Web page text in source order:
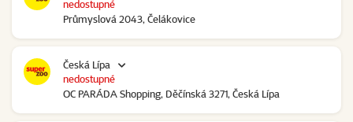
Průmyslová 2043, Čelákovice
nedostupné
Česká Lípa
OC PARÁDA Shopping, Děčínská 3271, Česká Lípa
nedostupné